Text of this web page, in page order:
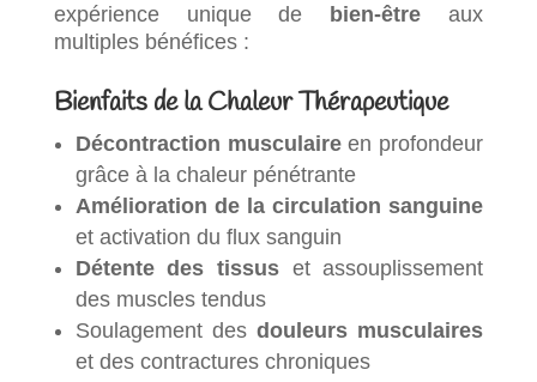
expérience unique de
bien-être aux
multiples bénéfices :
Bienfaits de la Chaleur Thérapeutique
Décontraction musculaireen profondeur
grâce à la chaleur pénétrante
Amélioration de la circulation sanguine
et activation du flux sanguin
Détente des tissus et assouplissement
des muscles tendus
Soulagement desdouleurs musculaires
et des contractures chroniques